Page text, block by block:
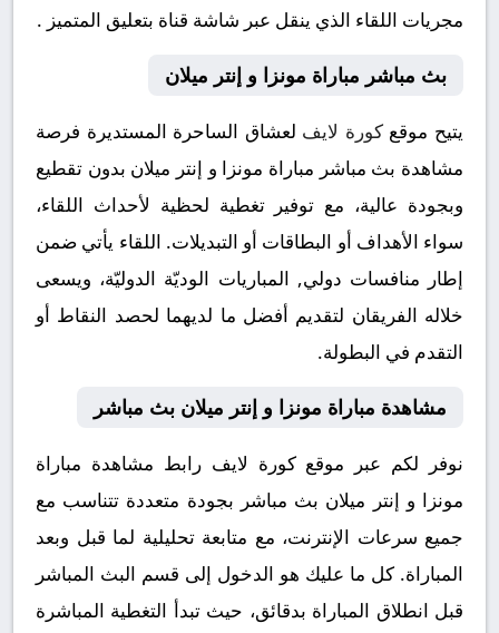
مجريات اللقاء الذي ينقل عبر شاشة قناة بتعليق المتميز .
بث مباشر مباراة مونزا و إنتر ميلان
يتيح موقعكورة لايف لعشاق الساحرة المستديرة فرصة
مشاهدة بث مباشر مباراة مونزا و إنتر ميلان بدون تقطيع
وبجودة عالية، مع توفير تغطية لحظية لأحداث اللقاء،
سواء الأهداف أو البطاقات أو التبديلات. اللقاء يأتي ضمن
إطار منافسات دولي, المباريات الوديّة الدوليّة، ويسعى
خلاله الفريقان لتقديم أفضل ما لديهما لحصد النقاط أو
التقدم في البطولة.
مشاهدة مباراة مونزا و إنتر ميلان بث مباشر
نوفر لكم عبر موقع كورة لايف رابط مشاهدة مباراة
مونزا و إنتر ميلان بث مباشر بجودة متعددة تتناسب مع
جميع سرعات الإنترنت، مع متابعة تحليلية لما قبل وبعد
المباراة. كل ما عليك هو الدخول إلى قسم البث المباشر
قبل انطلاق المباراة بدقائق، حيث تبدأ التغطية المباشرة